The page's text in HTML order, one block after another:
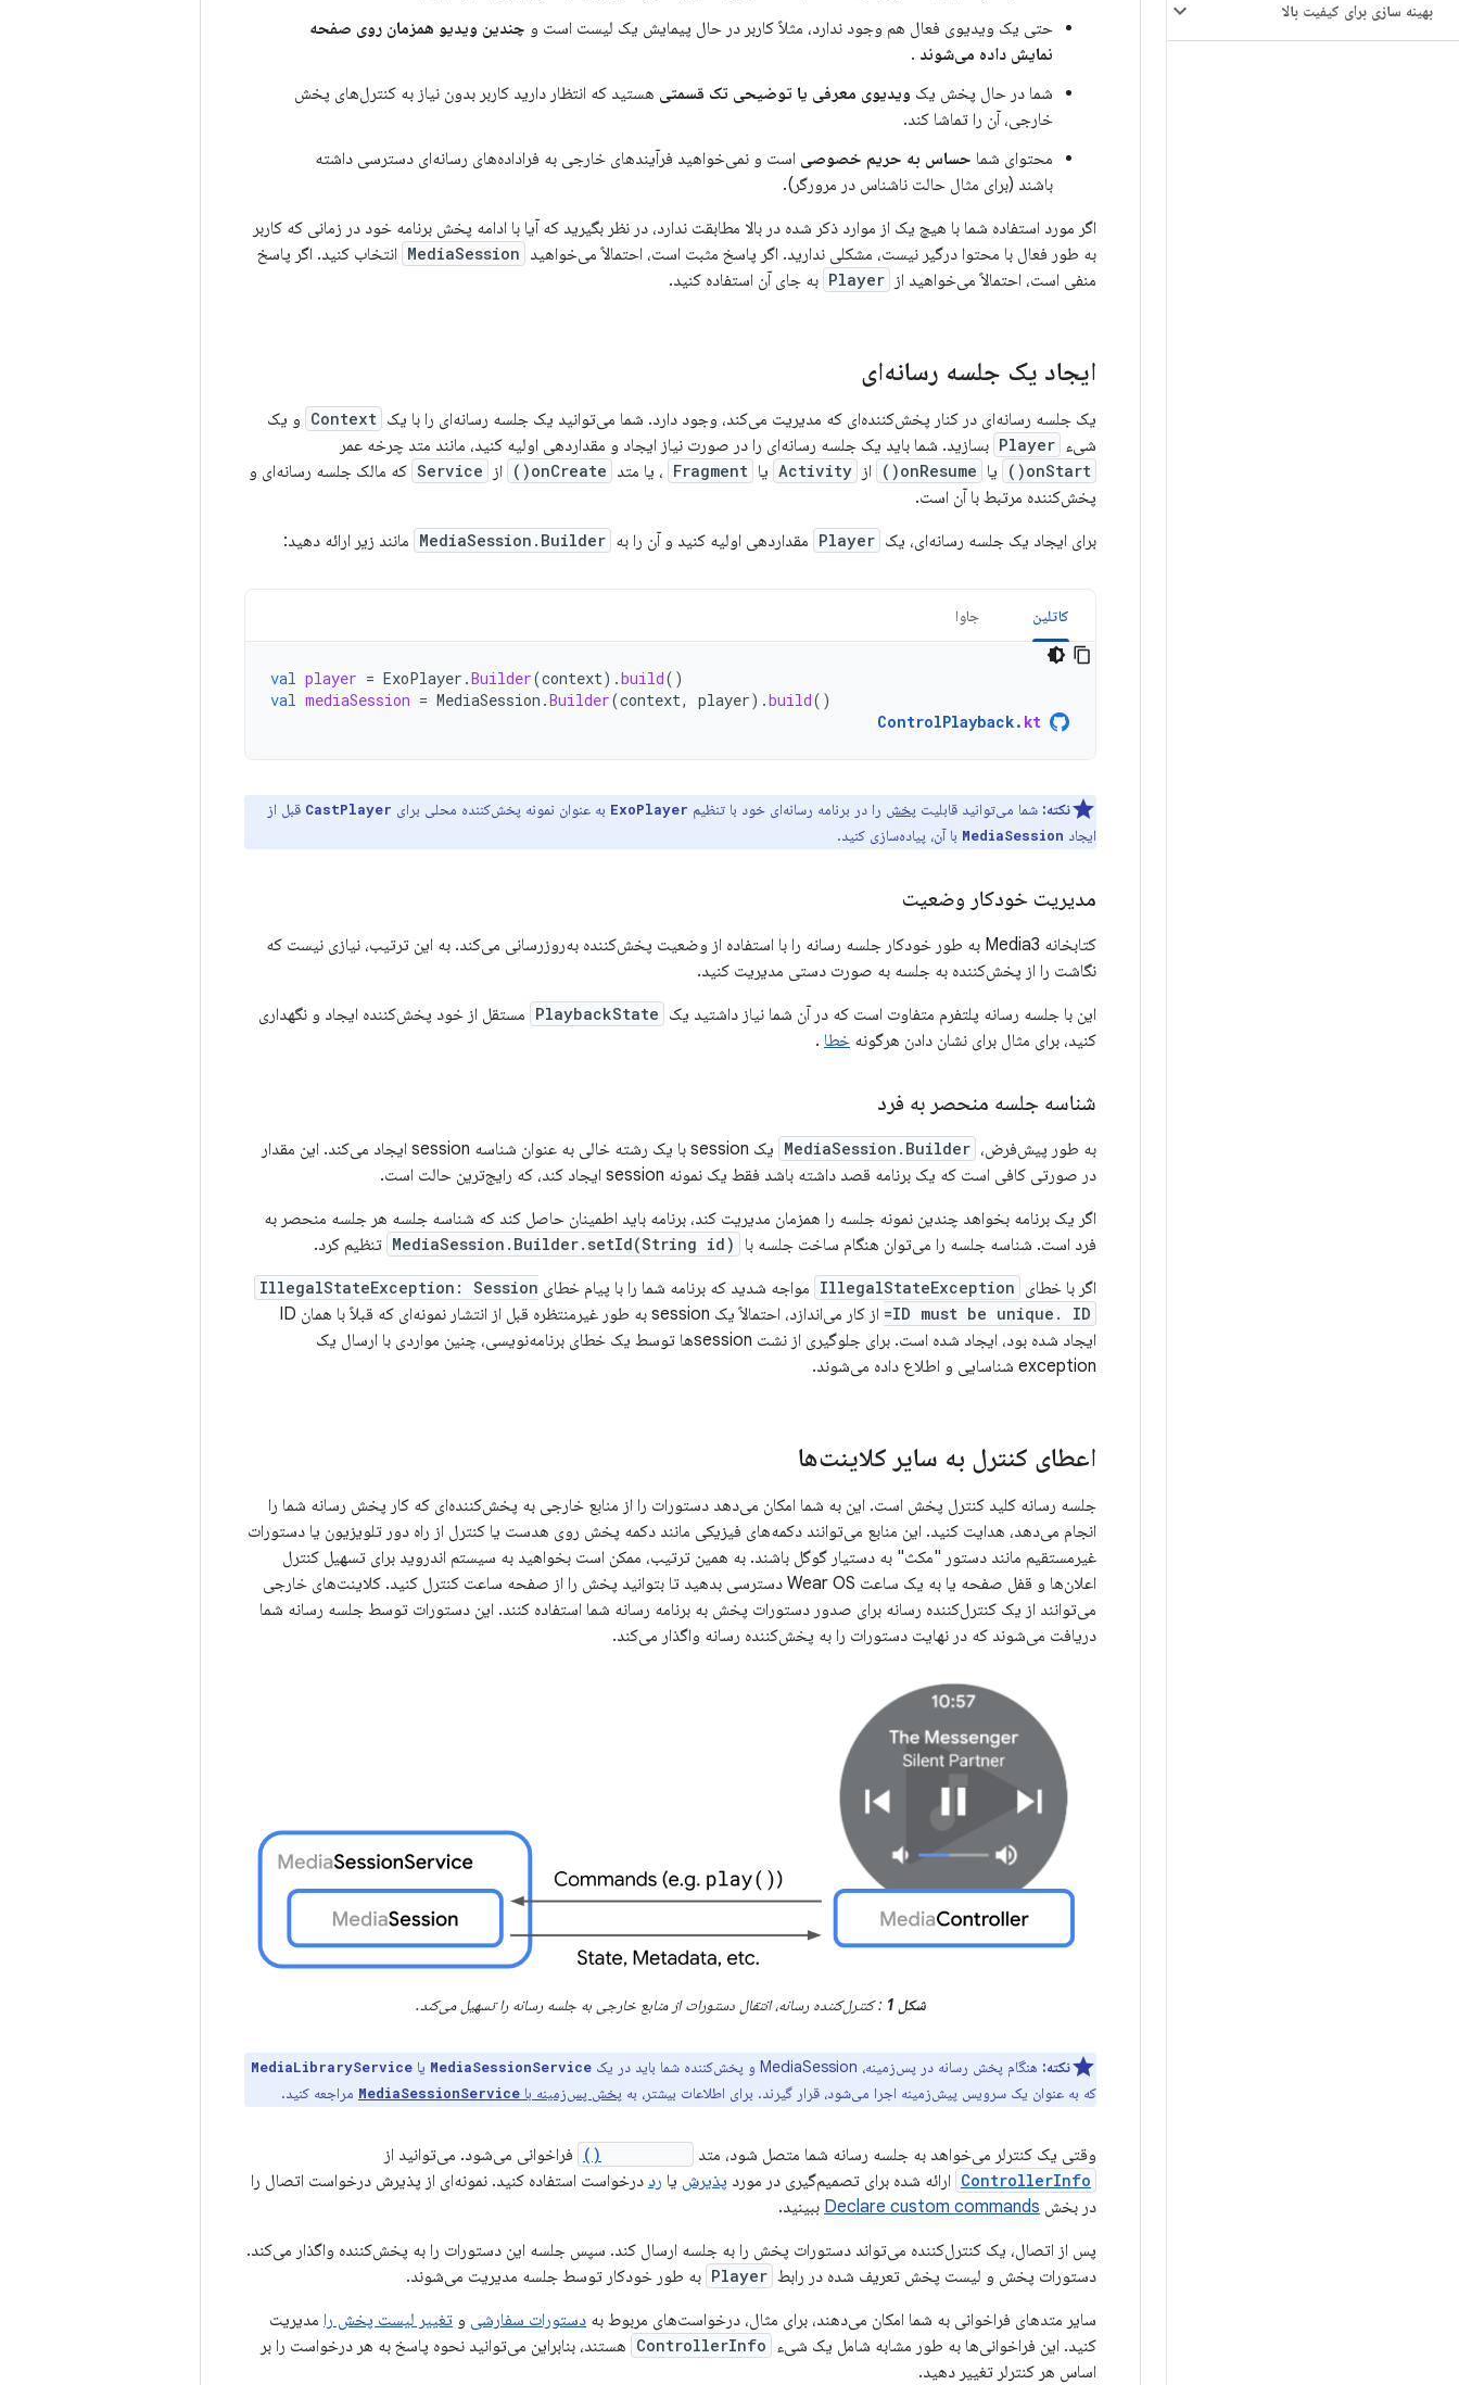
بهینه سازی برای کیفیت بالا
حتی یک ویدیوی فعال هم وجود ندارد، مثلاً کاربر در حال پیمایش یک لیست است و چندین ویدیو همزمان روی صفحه
نمایش داده می‌شوند .
شما در حال پخش یک ویدیوی معرفی یا توضیحی تک قسمتی هستید که انتظار دارید کاربر بدون نیاز به کنترل‌های پخش
خارجی، آن را تماشا کند.
محتوای شما حساس به حریم خصوصی است و نمی‌خواهید فرآیندهای خارجی به فراداده‌های رسانه‌ای دسترسی داشته
باشند (برای مثال حالت ناشناس در مرورگر).
اگر مورد استفاده شما با هیچ یک از موارد ذکر شده در بالا مطابقت ندارد، در نظر بگیرید که آیا با ادامه پخش برنامه خود در زمانی که کاربر
به طور فعال با محتوا درگیر نیست، مشکلی ندارید. اگر پاسخ مثبت است، احتمالاً می‌خواهید MediaSession انتخاب کنید. اگر پاسخ
منفی است، احتمالاً می‌خواهید از Player به جای آن استفاده کنید.
ایجاد یک جلسه رسانه‌ای
یک جلسه رسانه‌ای در کنار پخش‌کننده‌ای که مدیریت می‌کند، وجود دارد. شما می‌توانید یک جلسه رسانه‌ای را با یک Context و یک
شیء Player بسازید. شما باید یک جلسه رسانه‌ای را در صورت نیاز ایجاد و مقداردهی اولیه کنید، مانند متد چرخه عمر
onStart() یا onResume() از Activity یا Fragment ، یا متد onCreate() از Service که مالک جلسه رسانه‌ای و
پخش‌کننده مرتبط با آن است.
برای ایجاد یک جلسه رسانه‌ای، یک Player مقداردهی اولیه کنید و آن را به MediaSession.Builder مانند زیر ارائه دهید:
کاتلین جاوا
val player = ExoPlayer .Builder(context).build()
val mediaSession = MediaSession .Builder(context, player).build()
ControlPlayback. kt
نکته: شما می‌توانید قابلیت پخش را در برنامه رسانه‌ای خود با تنظیم ExoPlayer به عنوان نمونه پخش‌کننده محلی برای CastPlayer قبل از
ایجاد MediaSession با آن، پیاده‌سازی کنید.
مدیریت خودکار وضعیت
کتابخانه Media3 به طور خودکار جلسه رسانه را با استفاده از وضعیت پخش‌کننده به‌روزرسانی می‌کند. به این ترتیب، نیازی نیست که
نگاشت را از پخش‌کننده به جلسه به صورت دستی مدیریت کنید.
این با جلسه رسانه پلتفرم متفاوت است که در آن شما نیاز داشتید یک PlaybackState مستقل از خود پخش‌کننده ایجاد و نگهداری
کنید، برای مثال برای نشان دادن هرگونه خطا .
شناسه جلسه منحصر به فرد
به طور پیش‌فرض، MediaSession.Builder
یک session با یک رشته خالی به عنوان شناسه session ایجاد می‌کند. این مقدار
در صورتی کافی است که یک برنامه قصد داشته باشد فقط یک نمونه session ایجاد کند، که رایج‌ترین حالت است.
اگر یک برنامه بخواهد چندین نمونه جلسه را همزمان مدیریت کند، برنامه باید اطمینان حاصل کند که شناسه جلسه هر جلسه منحصر به
فرد است. شناسه جلسه را می‌توان هنگام ساخت جلسه با
MediaSession.Builder.setId(String id) تنظیم کرد.
اگر با خطای IllegalStateException مواجه شدید که برنامه شما را با پیام خطای IllegalStateException: Session
ID must be unique. ID=
از کار می‌اندازد، احتمالاً یک session به طور غیرمنتظره قبل از انتشار نمونه‌ای که قبلاً با همان ID
ایجاد شده بود، ایجاد شده است. برای جلوگیری از نشت sessionها توسط یک خطای برنامه‌نویسی، چنین مواردی با ارسال یک
exception شناسایی و اطلاع داده می‌شوند.
اعطای کنترل به سایر کلاینت‌ها
جلسه رسانه کلید کنترل پخش است. این به شما امکان می‌دهد دستورات را از منابع خارجی به پخش‌کننده‌ای که کار پخش رسانه شما را
انجام می‌دهد، هدایت کنید. این منابع می‌توانند دکمه‌های فیزیکی مانند دکمه پخش روی هدست یا کنترل از راه دور تلویزیون یا دستورات
غیرمستقیم مانند دستور "مکث" به دستیار گوگل باشند. به همین ترتیب، ممکن است بخواهید به سیستم اندروید برای تسهیل کنترل
اعلان‌ها و قفل صفحه یا به یک ساعت Wear OS دسترسی بدهید تا بتوانید پخش را از صفحه ساعت کنترل کنید. کلاینت‌های خارجی
می‌توانند از یک کنترل‌کننده رسانه برای صدور دستورات پخش به برنامه رسانه شما استفاده کنند. این دستورات توسط جلسه رسانه شما
دریافت می‌شوند که در نهایت دستورات را به پخش‌کننده رسانه واگذار می‌کند.
شکل 1 : کنترل‌کننده رسانه، انتقال دستورات از منابع خارجی به جلسه رسانه را تسهیل می‌کند.
نکته: هنگام پخش رسانه در پس‌زمینه، MediaSession و پخش‌کننده شما باید در یک MediaSessionService یا MediaLibraryService
که به عنوان یک سرویس پیش‌زمینه اجرا می‌شود، قرار گیرند. برای اطلاعات بیشتر، به پخش پس‌زمینه با MediaSessionService مراجعه کنید.
وقتی یک کنترلر می‌خواهد به جلسه رسانه شما متصل شود، متد فراخوانی می‌شود. می‌توانید از
ControllerInfo ارائه شده برای تصمیم‌گیری در مورد پذیرش یا رد درخواست استفاده کنید. نمونه‌ای از پذیرش درخواست اتصال را
در بخش Declare custom commands ببینید.
پس از اتصال، یک کنترل‌کننده می‌تواند دستورات پخش را به جلسه ارسال کند. سپس جلسه این دستورات را به پخش‌کننده واگذار می‌کند.
دستورات پخش و لیست پخش تعریف شده در رابط Player به طور خودکار توسط جلسه مدیریت می‌شوند.
سایر متدهای فراخوانی به شما امکان می‌دهند، برای مثال، درخواست‌های مربوط به دستورات سفارشی و تغییر لیست پخش را مدیریت
کنید. این فراخوانی‌ها به طور مشابه شامل یک شیء
ControllerInfo هستند، بنابراین می‌توانید نحوه پاسخ به هر درخواست را بر
اساس هر کنترلر تغییر دهید.